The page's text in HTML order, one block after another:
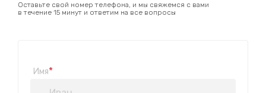
Оставьте свой номер телефона, и мы свяжемся с вами
в течение 15 минут и ответим на все вопросы
Имя*